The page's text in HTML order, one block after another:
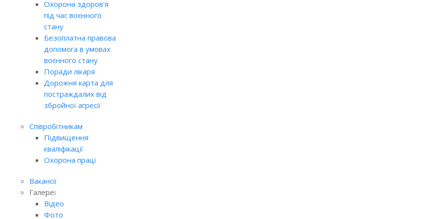
Охорона здоров'я
під час воєнного
стану
Безоплатна правова
допомога в умовах
воєнного стану
Поради лікаря
Дорожня карта для
постраждалих від
збройної агресії
Співробітникам
Підвищення
кваліфікації
Охорона праці
Вакансії
Галереї
Відео
Фото